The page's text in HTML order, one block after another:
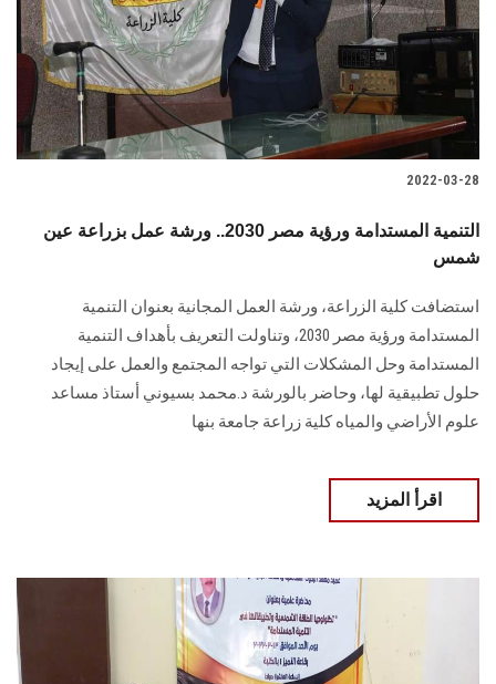
الطلاب
هيئة التدريس
الدراسات العليا
سجل الان
2022-03-28
التنمية المستدامة ورؤية مصر 2030.. ورشة عمل بزراعة عين
شمس
استضافت كلية الزراعة، ورشة العمل المجانية بعنوان التنمية
المستدامة ورؤية مصر 2030، وتناولت التعريف بأهداف التنمية
المستدامة وحل المشكلات التي تواجه المجتمع والعمل على إيجاد
حلول تطبيقية لها، وحاضر بالورشة د.محمد بسيوني أستاذ مساعد
علوم الأراضي والمياه كلية زراعة جامعة بنها
اقرأ المزيد